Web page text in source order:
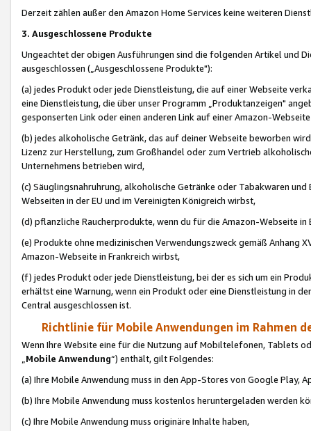
Derzeit zählen außer den Amazon Home Services keine weiteren
3. Ausgeschlossene Produkte
Ungeachtet der obigen Ausführungen sind die folgenden Artikel und
ausgeschlossen („Ausgeschlossene Produkte"):
(a) jedes Produkt oder jede Dienstleistung, die auf einer Webseite
eine Dienstleistung, die über unser Programm „Produktanzeigen"
gesponserten Link oder einen anderen Link auf einer Amazon-
(b) jedes alkoholische Getränk, das auf deiner Webseite beworben
Lizenz zur Herstellung, zum Großhandel oder zum Vertrieb
Unternehmens betrieben wird,
(c) Säuglingsnahruhrung, alkoholische Getränke oder Tabakwaren
Webseiten in der EU und im Vereinigten Königreich wirbst,
(d) pflanzliche Raucherprodukte, wenn du für die Amazon-Webseite in
(e) Produkte ohne medizinischen Verwendungszweck gemäß Anhang
Amazon-Webseite in Frankreich wirbst,
(f) jedes Produkt oder jede Dienstleistung, bei der es sich um ein
erhältst eine Warnung, wenn ein Produkt oder eine Dienstleistung in
Central ausgeschlossen ist.
Richtlinie für Mobile Anwendungen im Rahmen
Wenn Ihre Website eine für die Nutzung auf Mobiltelefonen, Tablets
„Mobile Anwendung“) enthält, gilt Folgendes:
(a) Ihre Mobile Anwendung muss in den App-Stores von Google Play,
(b) Ihre Mobile Anwendung muss kostenlos heruntergeladen werden
(c) Ihre Mobile Anwendung muss originäre Inhalte haben,